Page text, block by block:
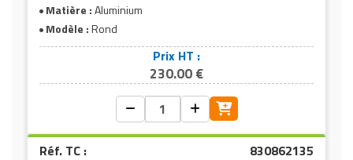
Matière :Aluminium
Modèle :Rond
Prix HT :
230.00 €
Réf. TC : 830862135